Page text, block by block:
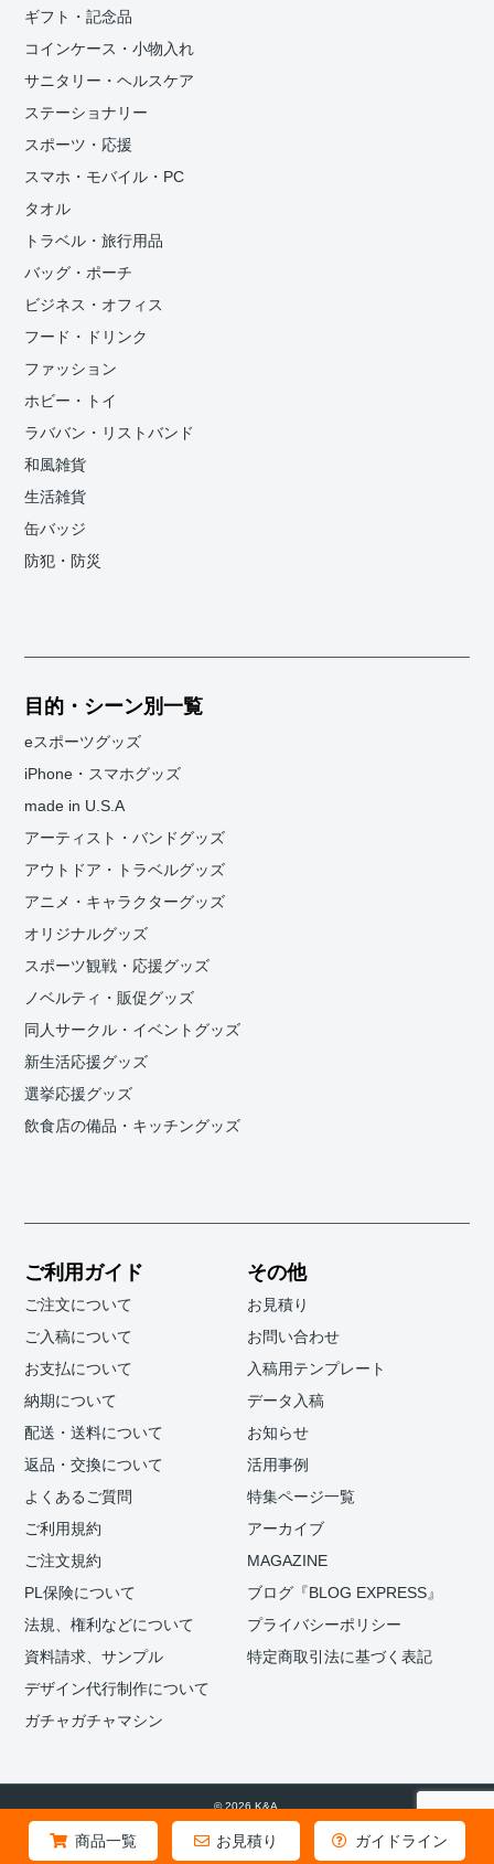
商品一覧 お見積り ガイドライン
ギフト・記念品
コインケース・小物入れ
サニタリー・ヘルスケア
ステーショナリー
スポーツ・応援
スマホ・モバイル・PC
タオル
トラベル・旅行用品
バッグ・ポーチ
ビジネス・オフィス
フード・ドリンク
ファッション
ホビー・トイ
ラババン・リストバンド
和風雑貨
生活雑貨
缶バッジ
防犯・防災
目的・シーン別一覧
eスポーツグッズ
iPhone・スマホグッズ
made in U.S.A
アーティスト・バンドグッズ
アウトドア・トラベルグッズ
アニメ・キャラクターグッズ
オリジナルグッズ
スポーツ観戦・応援グッズ
ノベルティ・販促グッズ
同人サークル・イベントグッズ
新生活応援グッズ
選挙応援グッズ
飲食店の備品・キッチングッズ
ご利用ガイド
ご注文について
ご入稿について
お支払について
納期について
配送・送料について
返品・交換について
よくあるご質問
ご利用規約
ご注文規約
PL保険について
法規、権利などについて
資料請求、サンプル
デザイン代行制作について
ガチャガチャマシン
その他
お見積り
お問い合わせ
入稿用テンプレート
データ入稿
お知らせ
活用事例
特集ページ一覧
アーカイブ
MAGAZINE
ブログ『BLOG EXPRESS』
プライバシーポリシー
特定商取引法に基づく表記
© 2026 K&A.